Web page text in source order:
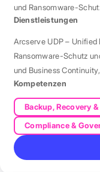
und Ransomware-
Dienstleistungen
Arcserve UDP –
Ransomware-Schutz
und Business Continuity,
Kompetenzen
Backup, Recovery
Compliance &